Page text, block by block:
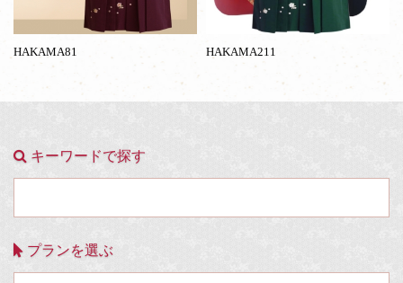
HAKAMA81 HAKAMA211
キーワードで探す
プランを選ぶ